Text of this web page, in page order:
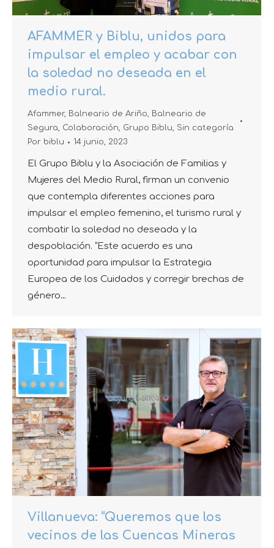
AFAMMER y Biblu, unidos para
impulsar el empleo y acabar con
la soledad no deseada en el
medio rural.
Afammer, Balneario de Ariño, Balneario de
Segura, Colaboración, Grupo Biblu, Sin categoría
Por biblu 14 junio, 2023
El Grupo Biblu y la Asociación de Familias y
Mujeres del Medio Rural, firman un convenio
que contempla diferentes acciones para
impulsar el empleo femenino, el turismo rural y
combatir la soledad no deseada y la
despoblación. “Este acuerdo es una
oportunidad para impulsar la Estrategia
Europea de los Cuidados y corregir brechas de
género…
Villanueva: “Queremos que los
vecinos de las Cuencas Mineras